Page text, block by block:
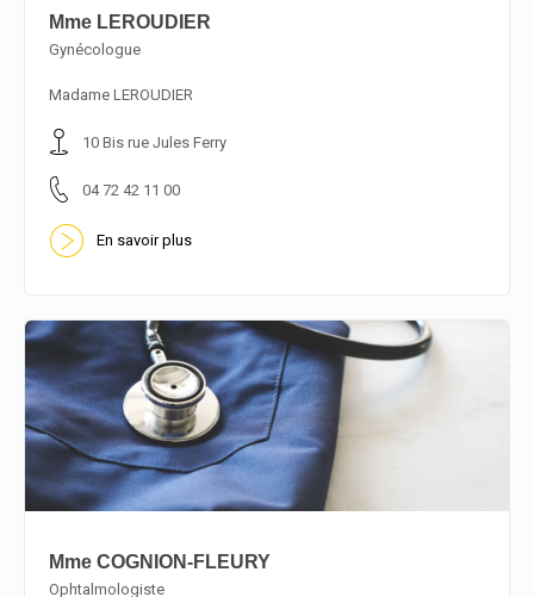
Mme LEROUDIER
Gynécologue
Madame LEROUDIER
10 Bis rue Jules Ferry
04 72 42 11 00
En savoir plus
Mme COGNION-FLEURY
Ophtalmologiste